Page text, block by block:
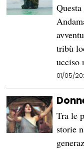
tribù
ucciso
01/05/
Tra le
storie